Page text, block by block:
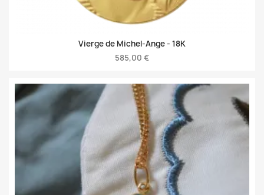
Vierge de Michel-Ange - 18K
585,00 €